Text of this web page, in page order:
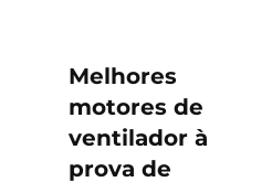
Melhores
motores de
ventilador à
prova de